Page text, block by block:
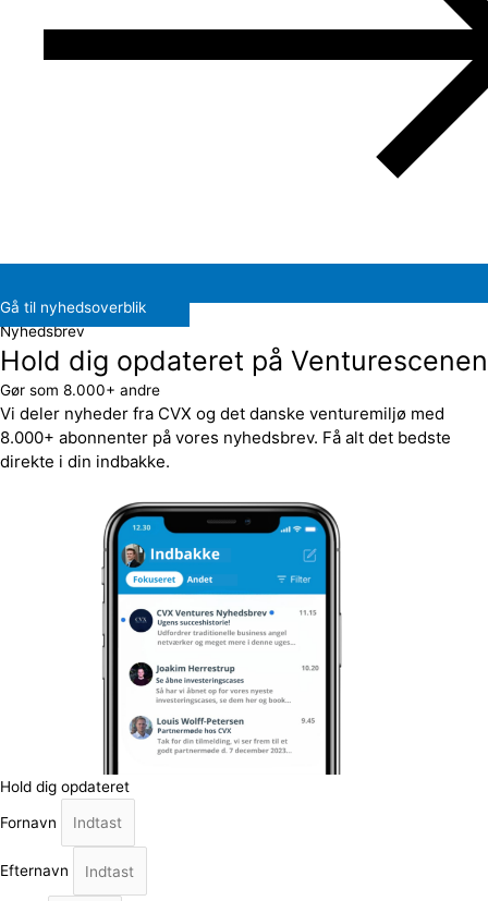
Gå til nyhedsoverblik
Nyhedsbrev
Hold dig opdateret på Venturescenen
Gør som 8.000+ andre
Vi deler nyheder fra CVX og det danske venturemiljø med
8.000+ abonnenter på vores nyhedsbrev. Få alt det bedste
direkte i din indbakke.
Hold dig opdateret
Fornavn
Efternavn